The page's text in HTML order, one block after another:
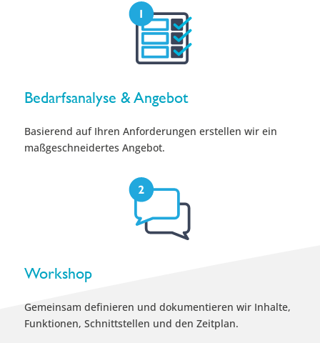
Bedarfsanalyse & Angebot
Basierend auf Ihren Anforderungen erstellen wir ein
maßgeschneidertes Angebot.
Workshop
Gemeinsam definieren und dokumentieren wir Inhalte,
Funktionen, Schnittstellen und den Zeitplan.